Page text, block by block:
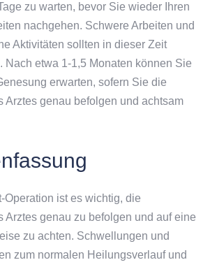
zu warten, bevor Sie wieder Ihren
nachgehen. Schwere Arbeiten und
Aktivitäten sollten in dieser Zeit
Nach etwa 1-1,5 Monaten können Sie
erwarten, sofern Sie die
Arztes genau befolgen und achtsam
Operation ist es wichtig, die
Arztes genau zu befolgen und auf eine
zu achten. Schwellungen und
zum normalen Heilungsverlauf und